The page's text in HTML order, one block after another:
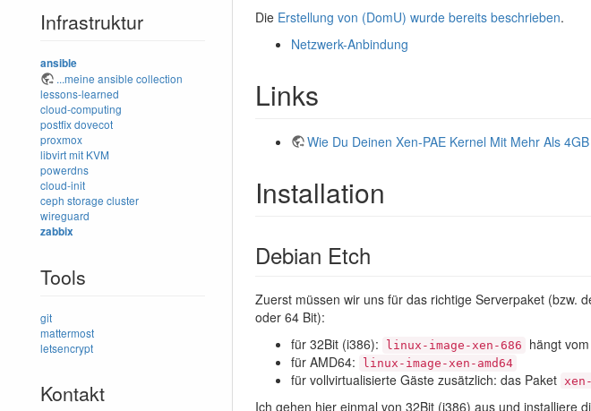
Infrastruktur
ansible
...meine ansible collection
lessons-learned
cloud-computing
postfixdovecot
proxmox
libvirt mit KVM
powerdns
cloud-init
ceph storage cluster
wireguard
zabbix
Tools
git
mattermost
letsencrypt
Kontakt
Die Erstellung von (DomU) wurde bereits beschrieben.
Netzwerk-Anbindung
Links
Wie Du Deinen Xen-PAE Kernel Mit Mehr Als
Installation
Debian Etch
Zuerst müssen wir uns für das richtige Serverpaket (bzw.
oder 64 Bit):
für 32Bit (i386):
linux-image-xen-686
hängt
für AMD64:
linux-image-xen-amd64
für vollvirtualisierte Gäste zusätzlich: das Paket
Ich gehen hier einmal von 32Bit (i386) aus und installiere